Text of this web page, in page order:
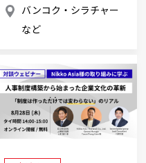
バンコク・シラチャー
など